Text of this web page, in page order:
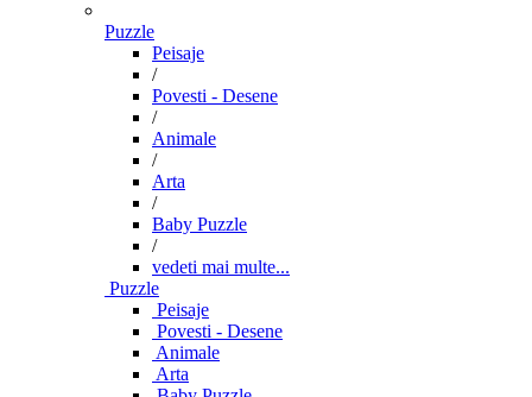
Puzzle
Peisaje
/
Povesti - Desene
/
Animale
/
Arta
/
Baby Puzzle
/
vedeti mai multe...
Puzzle
Peisaje
Povesti - Desene
Animale
Arta